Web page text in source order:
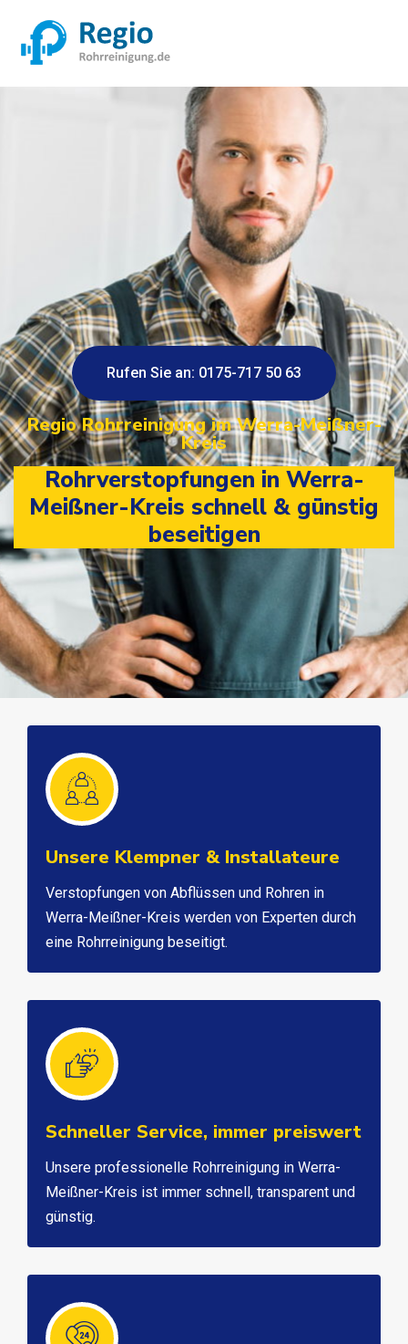
Rufen Sie an: 0175-717 50 63
Regio Rohrreinigung im Werra-Meißner-
Kreis
Rohrverstopfungen in Werra-
Meißner-Kreis schnell & günstig
beseitigen
Unsere Klempner & Installateure
Verstopfungen von Abflüssen und Rohren in
Werra-Meißner-Kreis werden von Experten durch
eine Rohrreinigung beseitigt.
Schneller Service, immer preiswert
Unsere professionelle Rohrreinigung in Werra-
Meißner-Kreis ist immer schnell, transparent und
günstig.